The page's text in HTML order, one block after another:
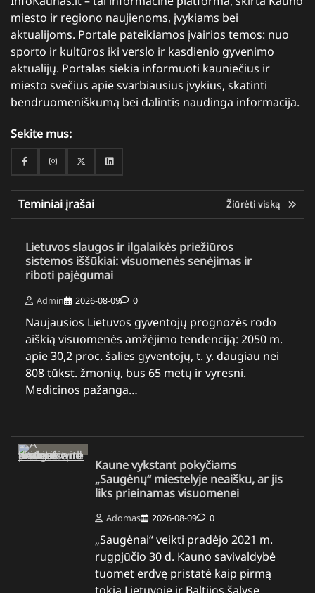
miesto ir regiono naujienoms, įvykiams bei
aktualijoms. Portale pateikiamos įvairios temos: nuo
sporto ir kultūros iki verslo ir kasdienio gyvenimo
aktualijų. Portalas siekia informuoti kauniečius ir
miesto svečius apie svarbiausius įvykius, skatinti
bendruomeniškumą bei dalintis naudinga informacija.
Sekite mus:
FacebookInstagramTwitterLinkedin
Teminiai įrašai Žiūrėti viską
Lietuvos slaugos ir ilgalaikės priežiūros
sistemos iššūkiai: visuomenės senėjimas ir
riboti pajėgumai
Admin 2026-08-09 0
Naujausios Lietuvos gyventojų prognozės rodo
aiškią visuomenės amžėjimo tendenciją: 2050 m.
apie 30,2 proc. šalies gyventojų, t. y. daugiau nei
808 tūkst. žmonių, bus 65 metų ir vyresni.
Medicinos pažanga…
Kaune vykstant pokyčiams
„Saugėnų“ miestelyje neaišku, ar jis
liks prieinamas visuomenei
Adomas 2026-08-09 0
„Saugėnai“ veikti pradėjo 2021 m.
rugpjūčio 30 d. Kauno savivaldybė
tuomet erdvę pristatė kaip pirmą
tokią Lietuvoje ir Baltijos šalyse.